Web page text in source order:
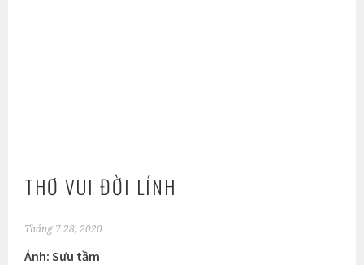
THƠ VUI ĐỜI LÍNH
Tháng 7 28, 2020
Ảnh: Sưu tầm